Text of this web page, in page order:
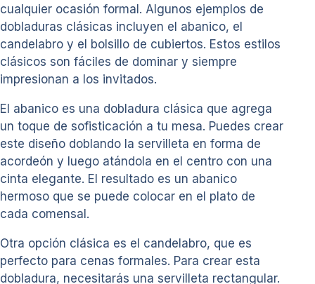
cualquier ocasión formal. Algunos ejemplos de
dobladuras clásicas incluyen el abanico, el
candelabro y el bolsillo de cubiertos. Estos estilos
clásicos son fáciles de dominar y siempre
impresionan a los invitados.
El abanico es una dobladura clásica que agrega
un toque de sofisticación a tu mesa. Puedes crear
este diseño doblando la servilleta en forma de
acordeón y luego atándola en el centro con una
cinta elegante. El resultado es un abanico
hermoso que se puede colocar en el plato de
cada comensal.
Otra opción clásica es el candelabro, que es
perfecto para cenas formales. Para crear esta
dobladura, necesitarás una servilleta rectangular.